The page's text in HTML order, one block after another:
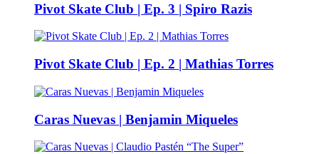
Pivot Skate Club | Ep. 3 | Spiro Razis
Pivot Skate Club | Ep. 2 | Mathias Torres
Caras Nuevas | Benjamin Miqueles